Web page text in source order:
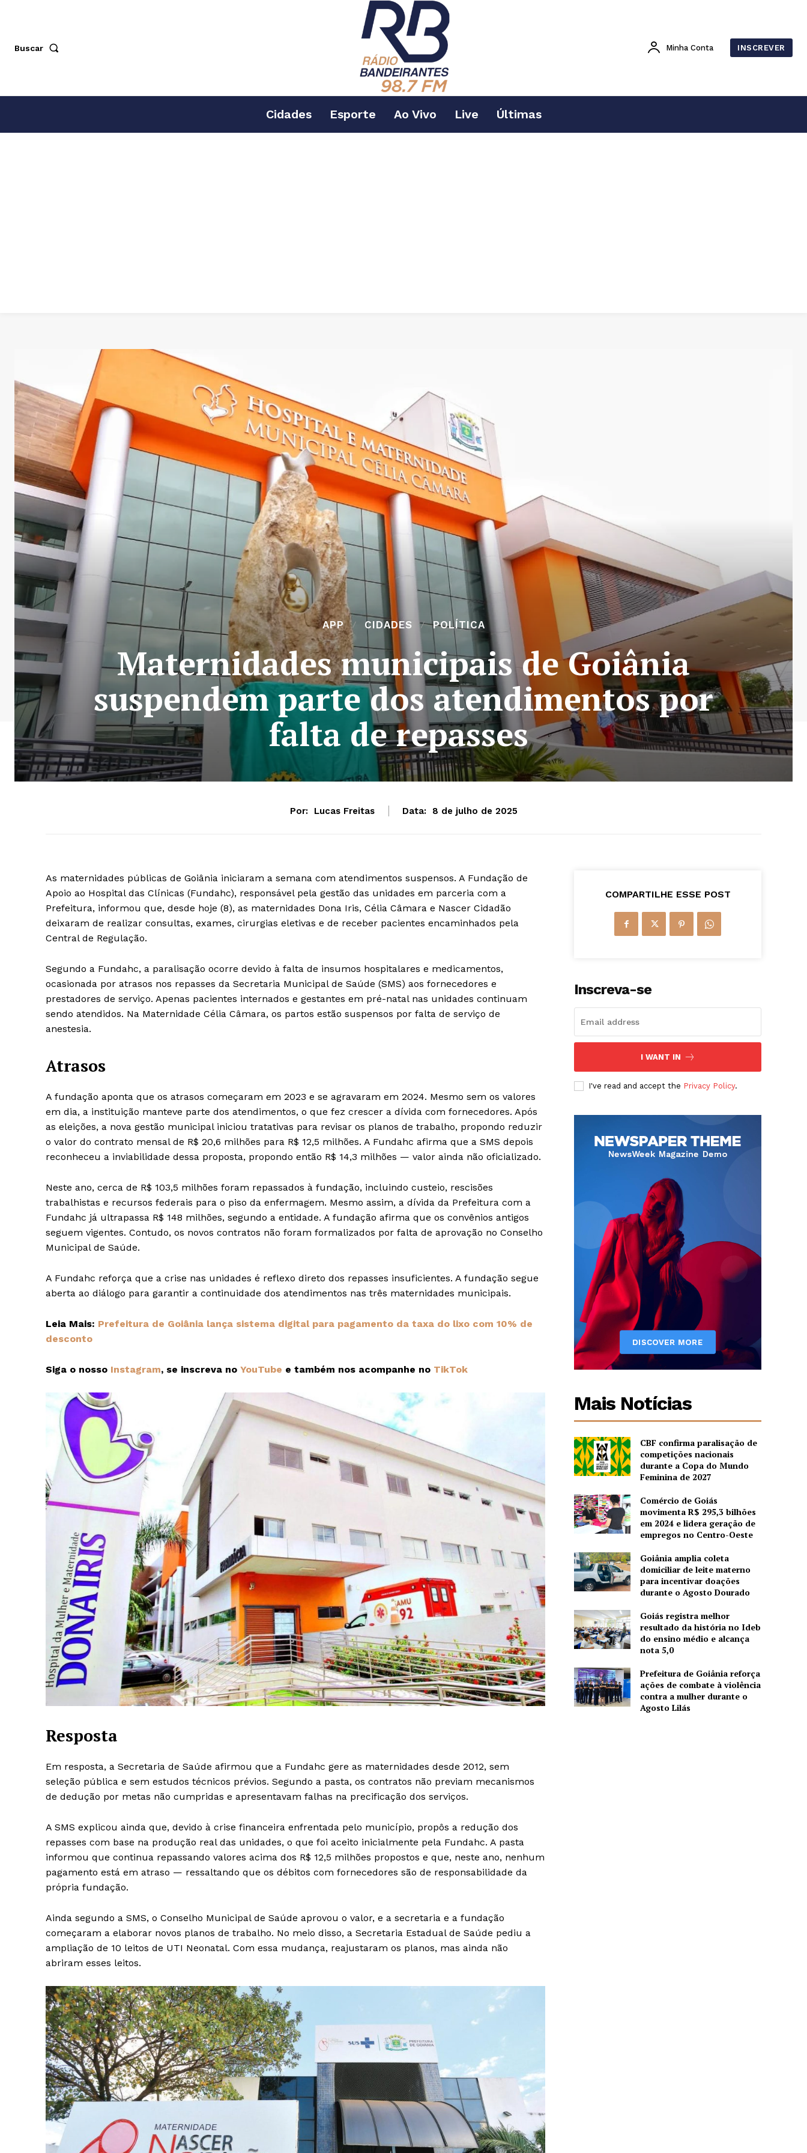
Buscar Minha Conta INSCREVER
Cidades Esporte Ao Vivo Live Últimas
APP CIDADES POLÍTICA
Maternidades municipais de Goiânia
suspendem parte dos atendimentos por
falta de repasses
Por: Lucas Freitas Data: 8 de julho de 2025
As maternidades públicas de Goiânia iniciaram a semana com atendimentos suspensos. A Fundação de
Apoio ao Hospital das Clínicas (Fundahc), responsável pela gestão das unidades em parceria com a
Prefeitura, informou que, desde hoje (8), as maternidades Dona Iris, Célia Câmara e Nascer Cidadão
deixaram de realizar consultas, exames, cirurgias eletivas e de receber pacientes encaminhados pela
Central de Regulação.
Segundo a Fundahc, a paralisação ocorre devido à falta de insumos hospitalares e medicamentos,
ocasionada por atrasos nos repasses da Secretaria Municipal de Saúde (SMS) aos fornecedores e
prestadores de serviço. Apenas pacientes internados e gestantes em pré-natal nas unidades continuam
sendo atendidos. Na Maternidade Célia Câmara, os partos estão suspensos por falta de serviço de
anestesia.
Atrasos
A fundação aponta que os atrasos começaram em 2023 e se agravaram em 2024. Mesmo sem os valores
em dia, a instituição manteve parte dos atendimentos, o que fez crescer a dívida com fornecedores. Após
as eleições, a nova gestão municipal iniciou tratativas para revisar os planos de trabalho, propondo reduzir
o valor do contrato mensal de R$ 20,6 milhões para R$ 12,5 milhões. A Fundahc afirma que a SMS depois
reconheceu a inviabilidade dessa proposta, propondo então R$ 14,3 milhões — valor ainda não oficializado.
Neste ano, cerca de R$ 103,5 milhões foram repassados à fundação, incluindo custeio, rescisões
trabalhistas e recursos federais para o piso da enfermagem. Mesmo assim, a dívida da Prefeitura com a
Fundahc já ultrapassa R$ 148 milhões, segundo a entidade. A fundação afirma que os convênios antigos
seguem vigentes. Contudo, os novos contratos não foram formalizados por falta de aprovação no Conselho
Municipal de Saúde.
A Fundahc reforça que a crise nas unidades é reflexo direto dos repasses insuficientes. A fundação segue
aberta ao diálogo para garantir a continuidade dos atendimentos nas três maternidades municipais.
Leia Mais: Prefeitura de Goiânia lança sistema digital para pagamento da taxa do lixo com 10% de
desconto
Siga o nosso Instagram, se inscreva no YouTube e também nos acompanhe no TikTok
Resposta
Em resposta, a Secretaria de Saúde afirmou que a Fundahc gere as maternidades desde 2012, sem
seleção pública e sem estudos técnicos prévios. Segundo a pasta, os contratos não previam mecanismos
de dedução por metas não cumpridas e apresentavam falhas na precificação dos serviços.
A SMS explicou ainda que, devido à crise financeira enfrentada pelo município, propôs a redução dos
repasses com base na produção real das unidades, o que foi aceito inicialmente pela Fundahc. A pasta
informou que continua repassando valores acima dos R$ 12,5 milhões propostos e que, neste ano, nenhum
pagamento está em atraso — ressaltando que os débitos com fornecedores são de responsabilidade da
própria fundação.
Ainda segundo a SMS, o Conselho Municipal de Saúde aprovou o valor, e a secretaria e a fundação
começaram a elaborar novos planos de trabalho. No meio disso, a Secretaria Estadual de Saúde pediu a
ampliação de 10 leitos de UTI Neonatal. Com essa mudança, reajustaram os planos, mas ainda não
abriram esses leitos.
COMPARTILHE ESSE POST
Inscreva-se
I WANT IN
I've read and accept the Privacy Policy.
Mais Notícias
CBF confirma paralisação de
competições nacionais
durante a Copa do Mundo
Feminina de 2027
Comércio de Goiás
movimenta R$ 295,3 bilhões
em 2024 e lidera geração de
empregos no Centro-Oeste
Goiânia amplia coleta
domiciliar de leite materno
para incentivar doações
durante o Agosto Dourado
Goiás registra melhor
resultado da história no Ideb
do ensino médio e alcança
nota 5,0
Prefeitura de Goiânia reforça
ações de combate à violência
contra a mulher durante o
Agosto Lilás